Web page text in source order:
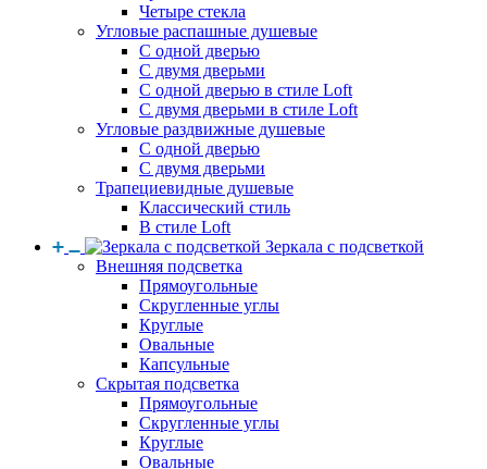
Четыре стекла
Угловые распашные душевые
С одной дверью
С двумя дверьми
С одной дверью в стиле Loft
С двумя дверьми в стиле Loft
Угловые раздвижные душевые
С одной дверью
С двумя дверьми
Трапециевидные душевые
Классический стиль
В стиле Loft
Зеркала с подсветкой
Внешняя подсветка
Прямоугольные
Скругленные углы
Круглые
Овальные
Капсульные
Скрытая подсветка
Прямоугольные
Скругленные углы
Круглые
Овальные